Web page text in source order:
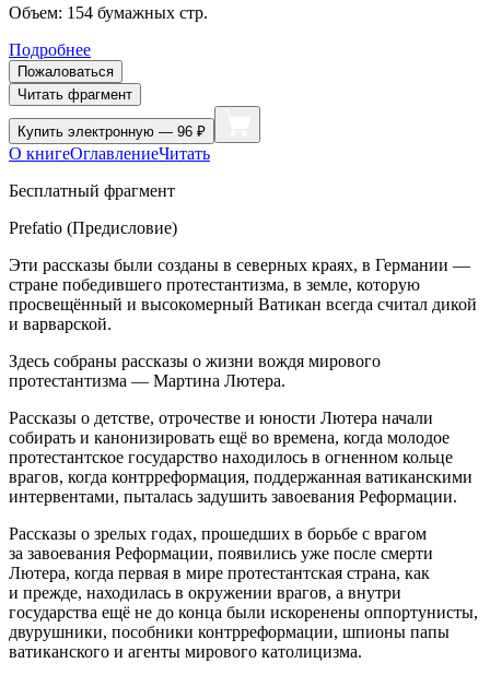
Объем: 154 бумажных стр.
Подробнее
Пожаловаться
Читать фрагмент
Купить электронную — 96 ₽
О книгеОглавлениеЧитать
Бесплатный фрагмент
Prefatio (Предисловие)
Эти рассказы были созданы в северных краях, в Германии —
стране победившего протестантизма, в земле, которую
просвещённый и высокомерный Ватикан всегда считал дикой
и варварской.
Здесь собраны рассказы о жизни вождя мирового
протестантизма — Мартина Лютера.
Рассказы о детстве, отрочестве и юности Лютера начали
собирать и канонизировать ещё во времена, когда молодое
протестантское государство находилось в огненном кольце
врагов, когда контрреформация, поддержанная ватиканскими
интервентами, пыталась задушить завоевания Реформации.
Рассказы о зрелых годах, прошедших в борьбе с врагом
за завоевания Реформации, появились уже после смерти
Лютера, когда первая в мире протестантская страна, как
и прежде, находилась в окружении врагов, а внутри
государства ещё не до конца были искоренены оппортунисты,
двурушники, пособники контрреформации, шпионы папы
ватиканского и агенты мирового католицизма.